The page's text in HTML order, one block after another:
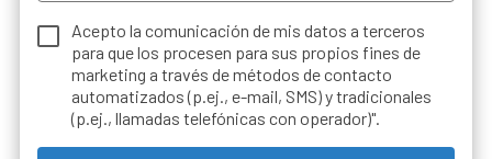
Acepto la comunicación de mis datos a terceros
para que los procesen para sus propios fines de
marketing a través de métodos de contacto
automatizados (p.ej., e-mail, SMS) y tradicionales
(p.ej., llamadas telefónicas con operador)".